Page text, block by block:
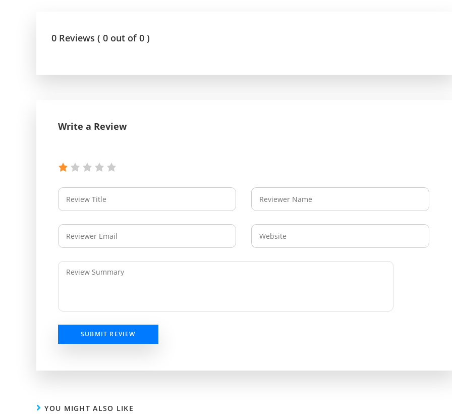
0 Reviews ( 0 out of 0 )
Write a Review
SUBMIT REVIEW
YOU MIGHT ALSO LIKE